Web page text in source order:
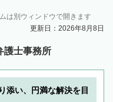
は別ウィンドウで開きます
更新日：2026年8月8日
護士事務所
添い、円満な解決を目